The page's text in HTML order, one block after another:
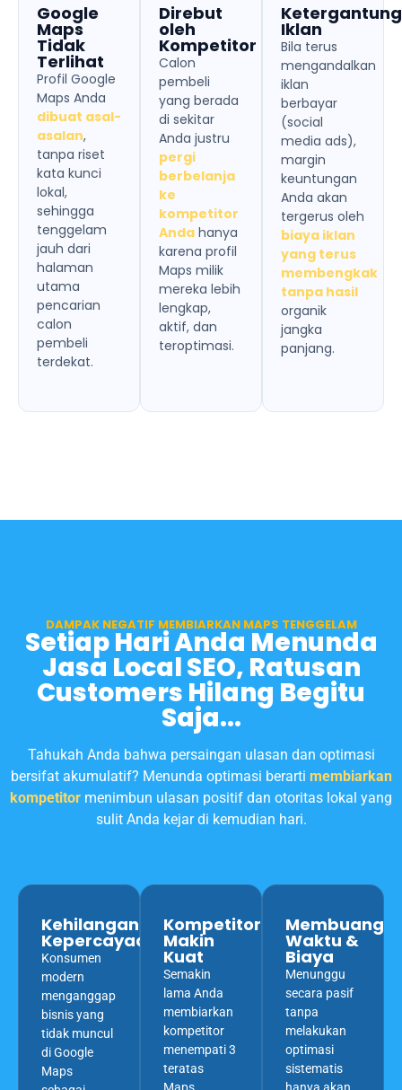
Google
Maps
Tidak
Terlihat
Profil Google
Maps Anda
dibuat asal-
asalan,
tanpa riset
kata kunci
lokal,
sehingga
tenggelam
jauh dari
halaman
utama
pencarian
calon
pembeli
terdekat.
Direbut
oleh
Kompetitor
Calon
pembeli
yang berada
di sekitar
Anda justru
pergi
berbelanja
ke
kompetitor
Anda hanya
karena profil
Maps milik
mereka lebih
lengkap,
aktif, dan
teroptimasi.
Iklan
Bila terus
mengandalkan
iklan
berbayar
(social
media ads),
margin
keuntungan
Anda akan
tergerus oleh
biaya iklan
yang terus
membengkak
tanpa hasil
organik
jangka
panjang.
DAMPAK NEGATIF MEMBIARKAN MAPS TENGGELAM
Setiap Hari Anda Menunda
Jasa Local SEO, Ratusan
Customers Hilang Begitu
Saja...
Tahukah Anda bahwa persaingan ulasan dan optimasi
bersifat akumulatif? Menunda optimasi berarti membiarkan
kompetitor menimbun ulasan positif dan otoritas lokal yang
sulit Anda kejar di kemudian hari.
Kehilangan
Kepercayaan
Konsumen
modern
menganggap
bisnis yang
tidak muncul
di Google
Maps
Kompetitor
Makin
Kuat
Semakin
lama Anda
membiarkan
kompetitor
menempati 3
teratas
Membuang
Waktu &
Biaya
Menunggu
secara pasif
tanpa
melakukan
optimasi
sistematis